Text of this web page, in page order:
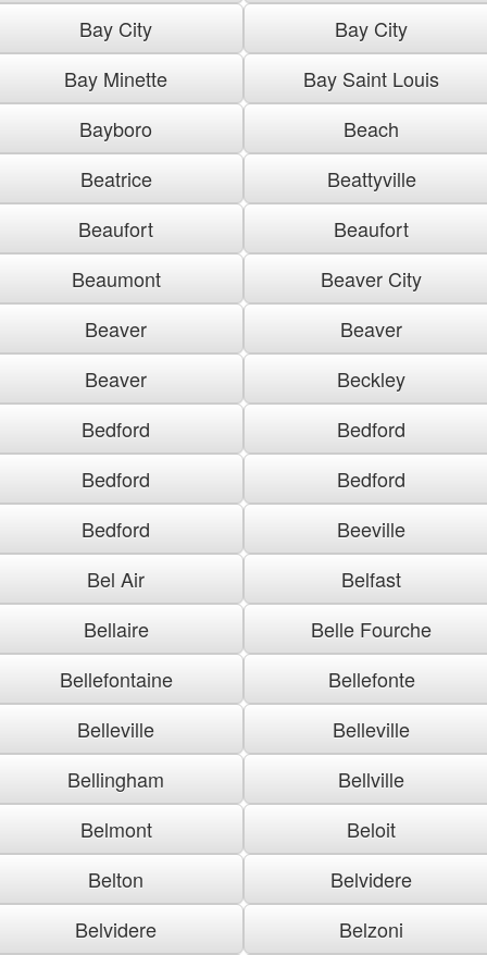
Bay City
Bay City
Bay Minette
Bay Saint Louis
Bayboro
Beach
Beatrice
Beattyville
Beaufort
Beaufort
Beaumont
Beaver City
Beaver
Beaver
Beaver
Beckley
Bedford
Bedford
Bedford
Bedford
Bedford
Beeville
Bel Air
Belfast
Bellaire
Belle Fourche
Bellefontaine
Bellefonte
Belleville
Belleville
Bellingham
Bellville
Belmont
Beloit
Belton
Belvidere
Belvidere
Belzoni